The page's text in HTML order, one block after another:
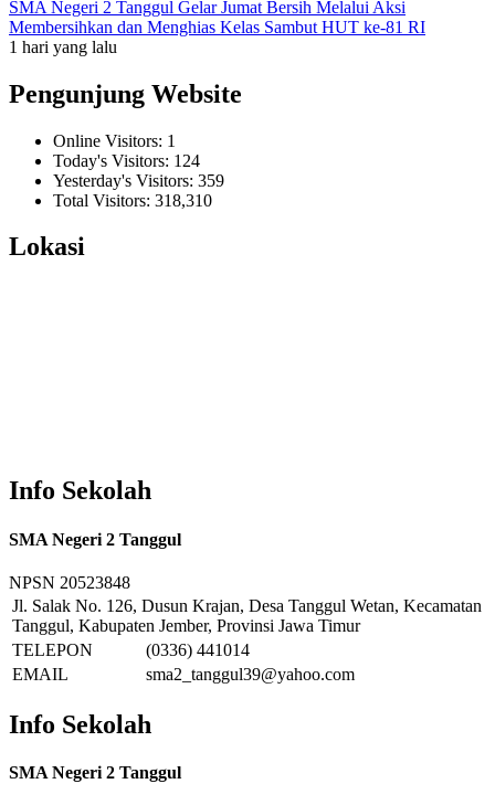
SMA Negeri 2 Tanggul Gelar Jumat Bersih Melalui Aksi
Membersihkan dan Menghias Kelas Sambut HUT ke-81 RI
1 hari yang lalu
Pengunjung Website
Online Visitors: 1
Today's Visitors: 124
Yesterday's Visitors: 359
Total Visitors: 318,310
Lokasi
Info Sekolah
SMA Negeri 2 Tanggul
NPSN 20523848
Jl. Salak No. 126, Dusun Krajan, Desa Tanggul Wetan, Kecamatan
Tanggul, Kabupaten Jember, Provinsi Jawa Timur
TELEPON
(0336) 441014
EMAIL
sma2_tanggul39@yahoo.com
Info Sekolah
SMA Negeri 2 Tanggul